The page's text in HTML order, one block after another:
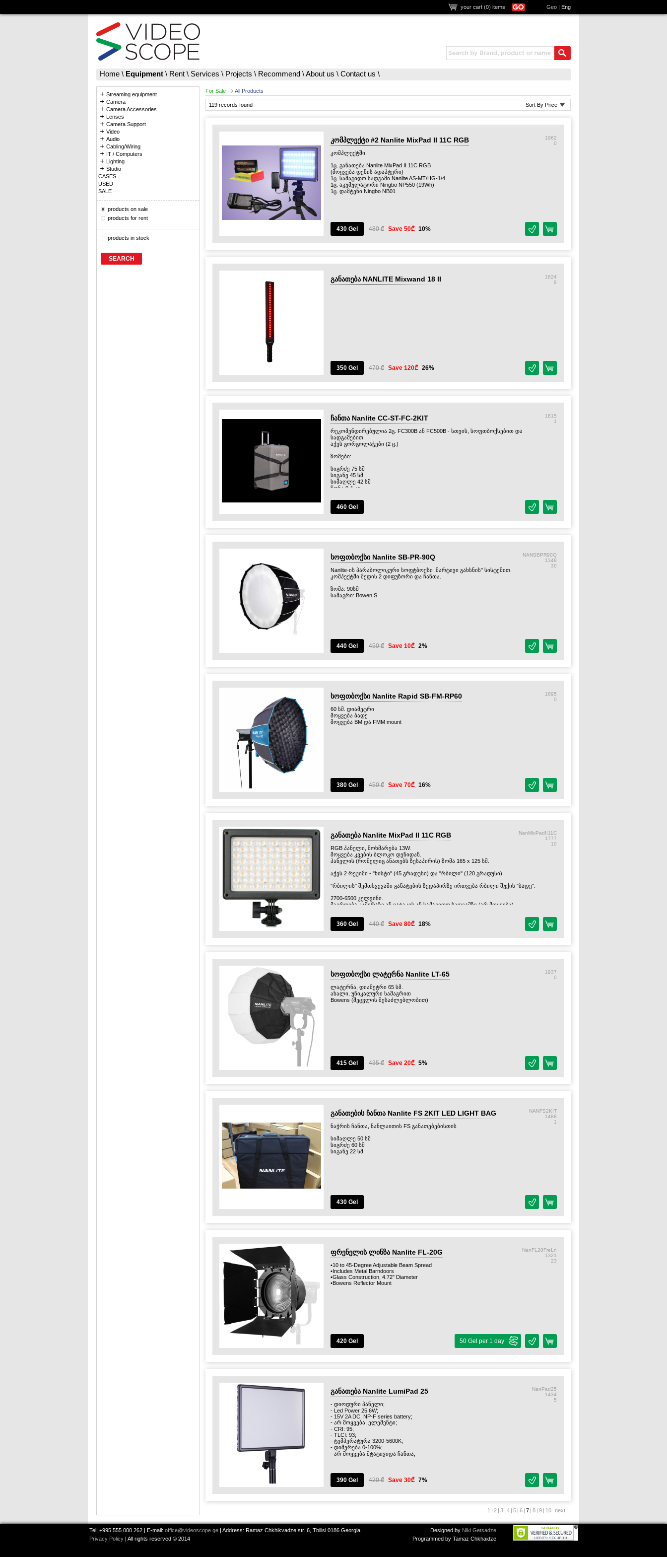
your cart (0) items Geo | Eng
Home \ Equipment \ Rent \ Services \ Projects \ Recommend \About us \ Contact us \
Streaming equipment
Camera
Camera Accessories
Lenses
Camera Support
Video
Audio
Cabling/Wiring
IT / Computers
Lighting
Studio
CASES
USED
SALE
products on sale
products for rent
products in stock
SEARCH
For Sale All Products
119 records found Sort By Price
კომპლექტი #2 Nanlite MixPad II 11C RGB
1962
0
კომპლექტში:
1ც. განათება Nanlite MixPad II 11C RGB
(მოყვება დენის ადაპტერი)
1ც. სამაგიდო სადგამი Nanlite AS-MT/HG-1/4
1ც. აკუმულატორი Ningbo NP550 (19Wh)
1ც. დამტენი Ningbo NB01
430 Gel 480 ₾ Save 50₾ 10%
განათება NANLITE Mixwand 18 II
1824
9
350 Gel 470 ₾ Save 120₾ 26%
ჩანთა Nanlite CC-ST-FC-2KIT
1815
1
რეკომენდირებულია 2ც. FC300B ან FC500B - სთვის, სოფთბოქსებით და
სადგამებით.
აქვს გორგოლაჭები (2 ც.)
ზომები:
სიგრძე 75 სმ
სიგანე 45 სმ
სიმაღლე 42 სმ
წონა 9.4 კგ
460 Gel
სოფთბოქსი Nanlite SB-PR-90Q
NANSBPR90Q
1348
30
Nanlite-ის პარაბოლიკური სოფტბოქსი ,მარტივი გახსნის" სისტემით.
კომპექტში შედის 2 დიფუზორი და ჩანთა.
ზომა: 90სმ
სამაგრი: Bowen S
440 Gel 450 ₾ Save 10₾ 2%
სოფთბოქსი Nanlite Rapid SB-FM-RP60
1895
0
60 სმ. დიამეტრი
მოყვება ბადე
მოყვება BM და FMM mount
380 Gel 450 ₾ Save 70₾ 16%
განათება Nanlite MixPad II 11C RGB
NanMixPadII11C
1777
10
RGB პანელი, მოხმარება 13W.
მოყვება კვების ბლოკო დენიდან.
პანელის (რომელიც ანათებს ზესაპირის) ზომა 165 x 125 სმ.
აქვს 2 რეჟიმი - "ხისტი" (45 გრადუსი) და "რბილი" (120 გრადუსი).
"რბილის" შემთხვევაში განატების ზედაპირზე ირთვება რბილი შუქის "ბადე".
2700-6500 კელვინი.
მაგრდება კამერაზე ან იატაკის ან სამაგიდო სადგამზე (არ მოყვება).
360 Gel 440 ₾ Save 80₾ 18%
სოფთბოქსი ლატერნა Nanlite LT-65
1937
0
ლატერნა, დიამეტრი 65 სმ.
ახალი, უნიკალური სამაგრით
Bowens (შეცვლის შესაძლებლობით)
415 Gel 435 ₾ Save 20₾ 5%
განათების ჩანთა Nanlite FS 2KIT LED LIGHT BAG
NANFS2KIT
1488
1
ნაჭრის ჩანთა, ნანლაითის FS განათებებისთის
სიმაღლე 50 სმ
სიგრძე 60 სმ
სიგანე 22 სმ
430 Gel
ფრენელის ლინზა Nanlite FL-20G
NanFL20FreLn
1321
23
•10 to 45-Degree Adjustable Beam Spread
•Includes Metal Barndoors
•Glass Construction, 4.72" Diameter
•Bowens Reflector Mount
420 Gel 50 Gel per 1 day
განათება Nanlite LumiPad 25
NanPad25
1434
5
- დიოდური პანელი;
- Led Power 25.6W;
- 15V 2A DC. NP-F series battery;
- არ მოყვება, ელემენტი;
- CRI: 95;
- TLCI: 93;
- ტემპერატურა 3200-5600K;
- დიმერება 0-100%;
- არ მოყვება შტატივიდა ჩანთა;
390 Gel 420 ₾ Save 30₾ 7%
1 | 2 | 3 | 4 | 5 | 6 | 7 | 8 | 9 | 10 next
Designed by Niki Getsadze
Tel: +995 555 000 262 | E-mail: office@videoscope.ge| Address: Ramaz Chkhikvadze str. 6, Tbilisi 0186 Georgia
Privacy Policy | All rights reserved © 2014 Programmed by Tamaz Chkhaidze